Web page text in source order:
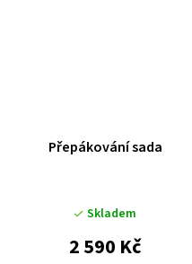
Přepákování sada
Skladem
2 590 Kč